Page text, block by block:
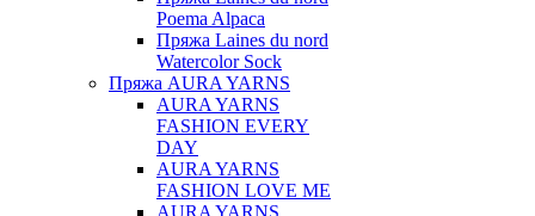
Poema Alpaca
Пряжа Laines du nord
Watercolor Sock
Пряжа AURA YARNS
AURA YARNS
FASHION EVERY
DAY
AURA YARNS
FASHION LOVE ME
AURA YARNS